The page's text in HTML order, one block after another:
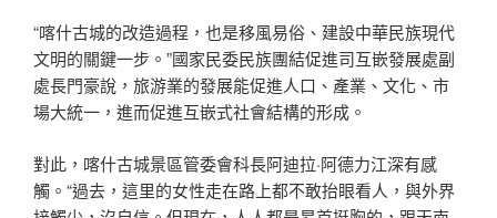
“喀什古城的改造過程，也是移風易俗、建設中華民族現代
文明的關鍵一步。”國家民委民族團結促進司互嵌發展處副
處長門豪說，旅游業的發展能促進人口、產業、文化、市
場大統一，進而促進互嵌式社會結構的形成。
對此，喀什古城景區管委會科長阿迪拉·阿德力江深有感
觸。“過去，這里的女性走在路上都不敢抬眼看人，與外界